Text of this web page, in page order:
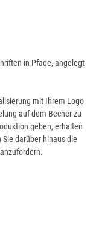
in Pfade, angelegt
mit Ihrem Logo
auf dem Becher zu
geben, erhalten
darüber hinaus die